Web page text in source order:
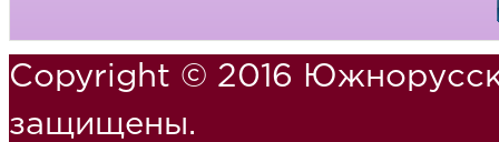
Copyright © 2016
защищены.